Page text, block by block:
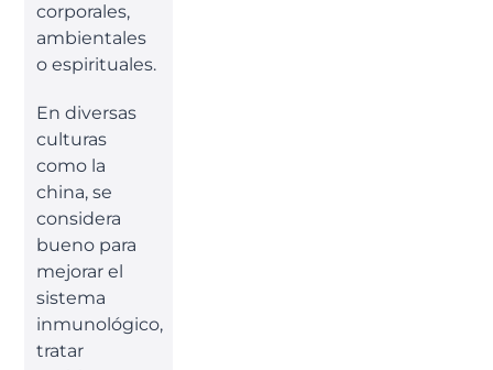
corporales,
ambientales
o espirituales.
En diversas
culturas
como la
china, se
considera
bueno para
mejorar el
sistema
inmunológico,
tratar